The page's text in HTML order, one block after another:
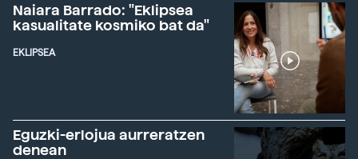
Naiara Barrado: "Eklipsea
kasualitate kosmiko bat da"
EKLIPSEA
Eguzki-erlojua aurreratzen
denean